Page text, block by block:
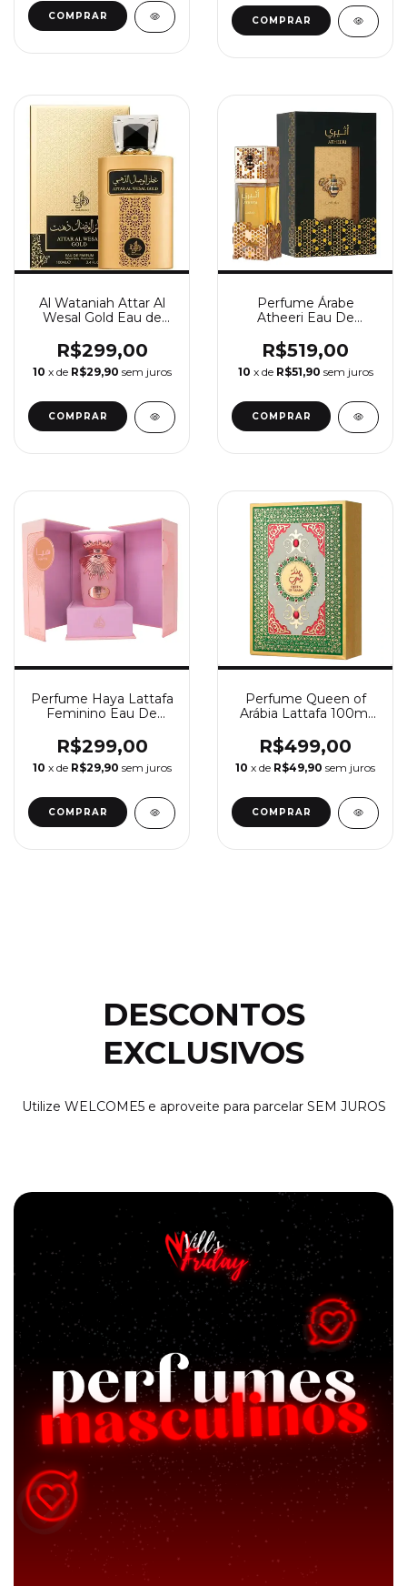
COMPRAR
Al Wataniah Attar Al
Wesal Gold Eau de
Masculino 100ml
R$299,00
10 x de R$29,90 sem juros
Perfume Árabe
Atheeri Eau De
Feminino 100 Ml
R$519,00
10 x de R$51,90 sem juros
Perfume Haya Lattafa
Feminino Eau De
R$299,00
10 x de R$29,90 sem juros
Perfume Queen of
Arábia Lattafa 100ml
Feminino + Kit
Exclusivo de
Miniaturas
R$499,00
10 x de R$49,90 sem juros
DESCONTOS
EXCLUSIVOS
Utilize WELCOME5 e aproveite para parcelar SEM JUROS